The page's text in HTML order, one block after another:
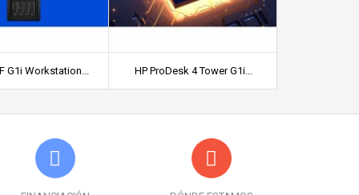
G1i Workstation... HP ProDesk 4 Tower G1i...